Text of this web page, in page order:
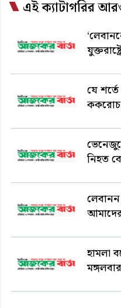
এই ক্যাটাগরির
যে
ককরোচ
নিহত
হামলা